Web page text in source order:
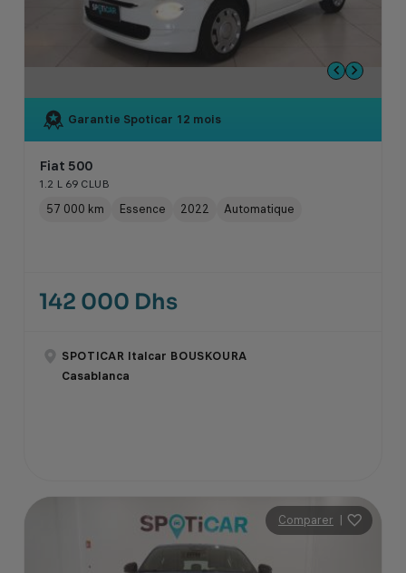
Garantie Spoticar 12 mois
Fiat 500
1.2 L 69 CLUB
57 000 km Essence 2022 Automatique
142 000 Dhs
SPOTICAR Italcar BOUSKOURA
Casablanca
Comparer |